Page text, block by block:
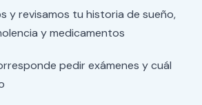
y revisamos tu historia de sueño,
y medicamentos
pedir exámenes y cuál